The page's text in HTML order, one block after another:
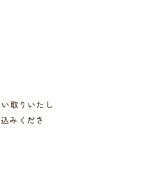
取りいたし
みくださ